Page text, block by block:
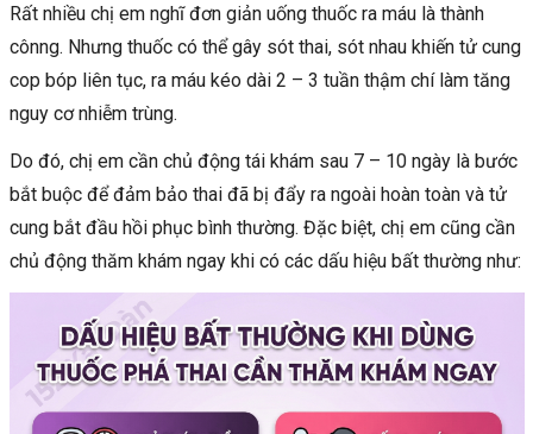
Rất nhiều chị em nghĩ đơn giản uống thuốc ra máu là thành
cônng. Nhưng thuốc có thể gây sót thai, sót nhau khiến tử cung
cop bóp liên tục, ra máu kéo dài 2 – 3 tuần thậm chí làm tăng
nguy cơ nhiễm trùng.
Do đó, chị em cần chủ động tái khám sau 7 – 10 ngày là bước
bắt buộc để đảm bảo thai đã bị đẩy ra ngoài hoàn toàn và tử
cung bắt đầu hồi phục bình thường. Đặc biệt, chị em cũng cần
chủ động thăm khám ngay khi có các dấu hiệu bất thường như: